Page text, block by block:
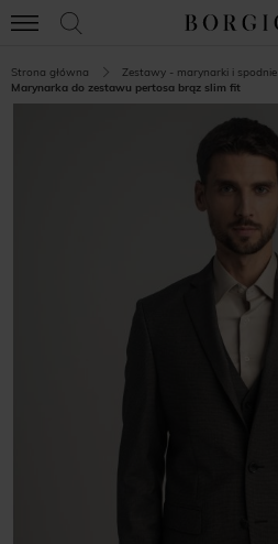
Strona główna
Zestawy - marynarki i spodnie
Marynarka do zestawu pertosa brąz slim fit